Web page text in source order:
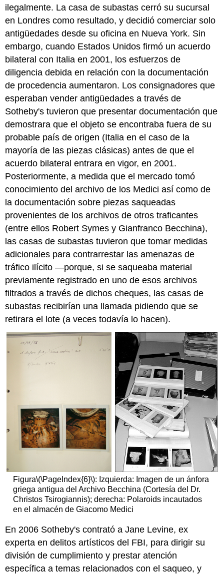
ilegalmente. La casa de subastas cerró su sucursal
en Londres como resultado, y decidió comerciar solo
antigüedades desde su oficina en Nueva York. Sin
embargo, cuando Estados Unidos firmó un acuerdo
bilateral con Italia en 2001, los esfuerzos de
diligencia debida en relación con la documentación
de procedencia aumentaron. Los consignadores que
esperaban vender antigüedades a través de
Sotheby's tuvieron que presentar documentación que
demostrara que el objeto se encontraba fuera de su
probable país de origen (Italia en el caso de la
mayoría de las piezas clásicas) antes de que el
acuerdo bilateral entrara en vigor, en 2001.
Posteriormente, a medida que el mercado tomó
conocimiento del archivo de los Medici así como de
la documentación sobre piezas saqueadas
provenientes de los archivos de otros traficantes
(entre ellos Robert Symes y Gianfranco Becchina),
las casas de subastas tuvieron que tomar medidas
adicionales para contrarrestar las amenazas de
tráfico ilícito —porque, si se saqueaba material
previamente registrado en uno de esos archivos
filtrados a través de dichos cheques, las casas de
subastas recibirían una llamada pidiendo que se
retirara el lote (a veces todavía lo hacen).
Figura\(\PageIndex{6}\): Izquierda: Imagen de un ánfora
griega antigua del Archivo Becchina (Cortesía del Dr.
Christos Tsirogiannis); derecha: Polaroids incautados
en el almacén de Giacomo Medici
En 2006 Sotheby's contrató a Jane Levine, ex
experta en delitos artísticos del FBI, para dirigir su
división de cumplimiento y prestar atención
específica a temas relacionados con el saqueo, y